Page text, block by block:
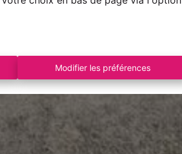
Modifier les préférences